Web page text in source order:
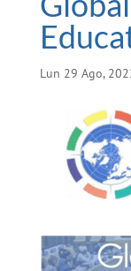
Lun 29 Ago,